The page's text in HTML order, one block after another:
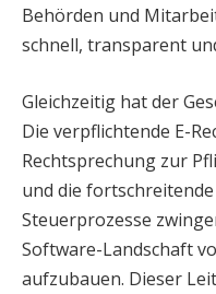
Behörden und
schnell, transparent
Gleichzeitig hat der
Die verpflichtende E-
Rechtsprechung zur
und die
Steuerprozesse
Software-Landschaft
aufzubauen. Dieser